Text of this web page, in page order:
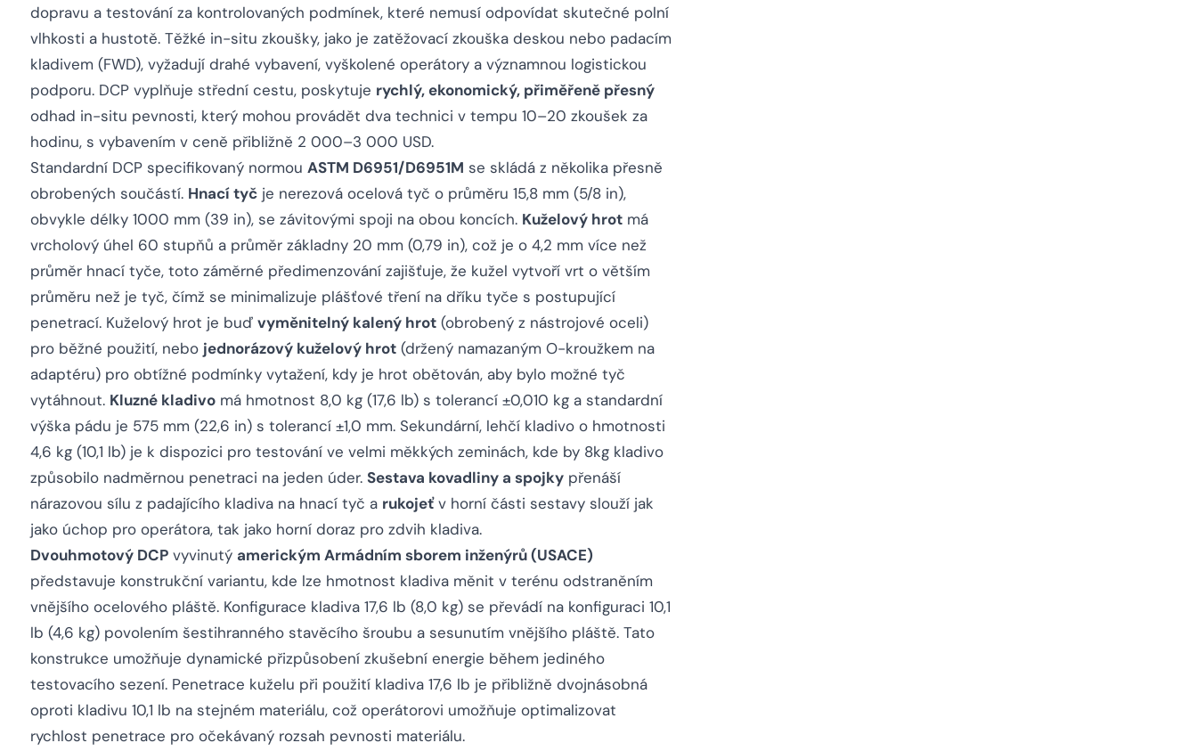
dopravu a testování za kontrolovaných podmínek, které nemusí odpovídat skutečné polní
vlhkosti a hustotě. Těžké in-situ zkoušky, jako je zatěžovací zkouška deskou nebo padacím
kladivem (FWD), vyžadují drahé vybavení, vyškolené operátory a významnou logistickou
podporu. DCP vyplňuje střední cestu, poskytuje rychlý, ekonomický, přiměřeně přesný
odhad in-situ pevnosti, který mohou provádět dva technici v tempu 10–20 zkoušek za
hodinu, s vybavením v ceně přibližně 2 000–3 000 USD.
Standardní DCP specifikovaný normou ASTM D6951/D6951M se skládá z několika přesně
obrobených součástí. Hnací tyč je nerezová ocelová tyč o průměru 15,8 mm (5/8 in),
obvykle délky 1000 mm (39 in), se závitovými spoji na obou koncích. Kuželový hrot má
vrcholový úhel 60 stupňů a průměr základny 20 mm (0,79 in), což je o 4,2 mm více než
průměr hnací tyče, toto záměrné předimenzování zajišťuje, že kužel vytvoří vrt o větším
průměru než je tyč, čímž se minimalizuje plášťové tření na dříku tyče s postupující
penetrací. Kuželový hrot je buď vyměnitelný kalený hrot (obrobený z nástrojové oceli)
pro běžné použití, nebo jednorázový kuželový hrot (držený namazaným O-kroužkem na
adaptéru) pro obtížné podmínky vytažení, kdy je hrot obětován, aby bylo možné tyč
vytáhnout. Kluzné kladivo má hmotnost 8,0 kg (17,6 lb) s tolerancí ±0,010 kg a standardní
výška pádu je 575 mm (22,6 in) s tolerancí ±1,0 mm. Sekundární, lehčí kladivo o hmotnosti
4,6 kg (10,1 lb) je k dispozici pro testování ve velmi měkkých zeminách, kde by 8kg kladivo
způsobilo nadměrnou penetraci na jeden úder. Sestava kovadliny a spojky přenáší
nárazovou sílu z padajícího kladiva na hnací tyč a rukojeťv horní části sestavy slouží jak
jako úchop pro operátora, tak jako horní doraz pro zdvih kladiva.
Dvouhmotový DCP vyvinutý americkým Armádním sborem inženýrů (USACE)
představuje konstrukční variantu, kde lze hmotnost kladiva měnit v terénu odstraněním
vnějšího ocelového pláště. Konfigurace kladiva 17,6 lb (8,0 kg) se převádí na konfiguraci 10,1
lb (4,6 kg) povolením šestihranného stavěcího šroubu a sesunutím vnějšího pláště. Tato
konstrukce umožňuje dynamické přizpůsobení zkušební energie během jediného
testovacího sezení. Penetrace kuželu při použití kladiva 17,6 lb je přibližně dvojnásobná
oproti kladivu 10,1 lb na stejném materiálu, což operátorovi umožňuje optimalizovat
rychlost penetrace pro očekávaný rozsah pevnosti materiálu.